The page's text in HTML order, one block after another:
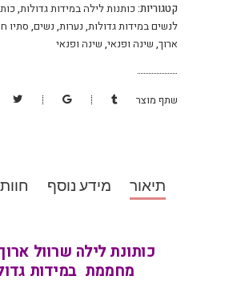
קטגוריות: כותנות לילה במידות גדולות,
לנשים במידות גדולות, נערות, נשים, סתיו
ארוך, שינה ופנאי, שינה ופנאי
שתף מוצר
תיאור מידע נוסף
כותונת לילה שרוול
מחממת במידות